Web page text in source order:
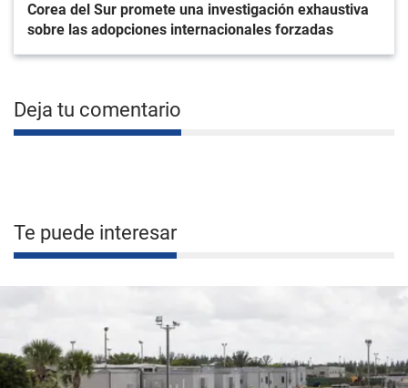
Corea del Sur promete una investigación exhaustiva
sobre las adopciones internacionales forzadas
Deja tu comentario
Te puede interesar